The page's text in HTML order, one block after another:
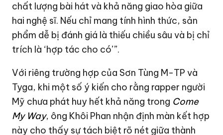
chất lượng bài hát và khả năng giao hòa giữa
hai nghệ sĩ. Nếu chỉ mang tính hình thức, sản
phẩm dễ bị đánh giá là thiếu chiều sâu và bị chỉ
trích là ‘hợp tác cho có’”.
Với riêng trường hợp của Sơn Tùng M-TP và
Tyga, khi một số ý kiến cho rằng rapper người
Mỹ chưa phát huy hết khả năng trong Come
My Way, ông Khôi Phan nhận định màn kết hợp
này cho thấy sự tách biệt rõ nét giữa thành